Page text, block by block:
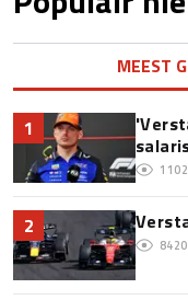
MEEST
1
2
8420